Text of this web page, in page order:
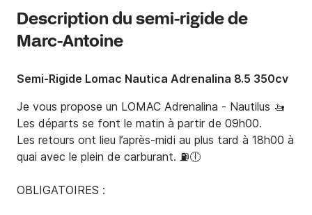
Description du semi-rigide de
Marc-Antoine
Semi-Rigide Lomac Nautica Adrenalina 8.5 350cv
Je vous propose un LOMAC Adrenalina - Nautilus 🚤
Les départs se font le matin à partir de 09h00.
Les retours ont lieu l’après-midi au plus tard à 18h00 à
quai avec le plein de carburant. ⛽️🕕
OBLIGATOIRES :